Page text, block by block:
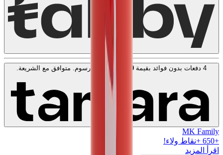
4 دفعات بدون فوائد بقيمة 50
. بدون رسوم. متوافق مع الشريعة.
اعرف المزيد
MK Family
+
650 +نقاط ولاء!
اقرأ المزيد